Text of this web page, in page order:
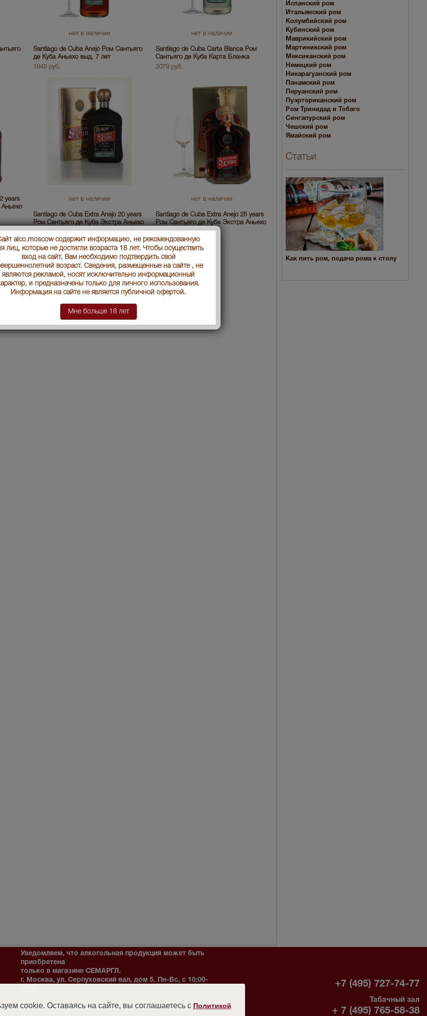
нет в наличии
Santiago de Cuba Anejo Ром Сантьяго
де Куба Аньехо выд. 7 лет
1945 руб.
нет в наличии
Santiago de Cuba Carta Blanca Ром
Сантьяго де Куба Карта Бланка
2079 руб.
years
Аньехо
нет в наличии
Santiago de Cuba Extra Anejo 20 years
Ром Сантьяго де Куба Экстра Аньехо
20 лет
11890 руб.
нет в наличии
Santiago de Cuba Extra Anejo 25 years
Ром Сантьяго де Куба Экстра Аньехо
25 лет
52500 руб.
Испанский ром
Итальянский ром
Колумбийский ром
Кубинский ром
Маврикийский ром
Мартиникский ром
Мексиканский ром
Немецкий ром
Никарагуанский ром
Панамский ром
Перуанский ром
Пуэрториканский ром
Ром Тринидад и Тобаго
Сингапурский ром
Чешский ром
Ямайский ром
Статьи
Как пить ром, подача рома к столу
Уведомляем, что алкогольная продукция может быть
приобретена
только в магазине СЕМАРГЛ.
г. Москва, ул. Серпуховский вал, дом 5. Пн-Вс, с 10:00-
Внимание! Мы не можем гарантировать наличия товара в магазине без
+7 (495) 727-74-77
Табачный зал
+ 7 (495) 765-58-38
alco.moscow содержит информацию, не рекомендованную
лиц, которые не достигли возраста 18 лет. Чтобы осуществить
вход на сайт, Вам необходимо подтвердить свой
возраст. Сведения, размещенные на сайте , не
являются рекламой, носят исключительно информационный
и предназначены только для личного использования.
Информация на сайте не является публичной офертой.
Мне больше 18 лет
cookie. Оставаясь на сайте, вы соглашаетесь с Политикой